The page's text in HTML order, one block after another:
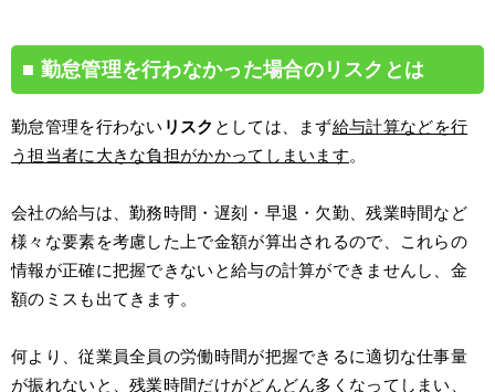
勤怠管理を行わなかった場合のリスクとは
勤怠管理を行わない リスク としては、まず給与計算などを行
う担当者に大きな負担がかかってしまいます。
会社の給与は、勤務時間・遅刻・早退・欠勤、残業時間など
様々な要素を考慮した上で金額が算出されるので、これらの
情報が正確に把握できないと給与の計算ができませんし、金
額のミスも出てきます。
何より、従業員全員の労働時間が把握できるに適切な仕事量
が振れないと、残業時間だけがどんどん多くなってしまい、